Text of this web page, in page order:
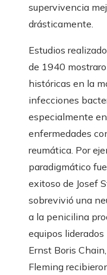
supervivencia
drásticamente.
Estudios
de 1940
históricas en la
infecciones
especialmente
enfermedades
reumática. Por
paradigmático
exitoso de Josef
sobrevivió una
a la penicilina
equipos
Ernst Boris
Fleming